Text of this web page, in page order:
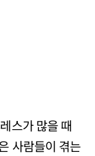
스가 많을 때
사람들이 겪는